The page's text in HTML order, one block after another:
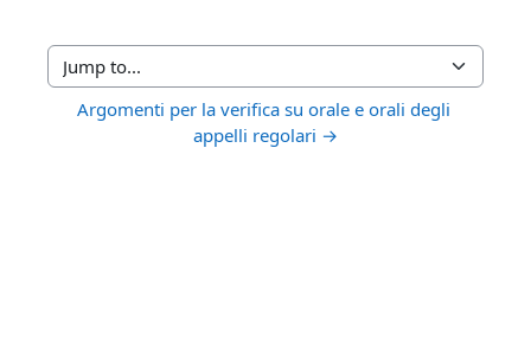
Jump to...
Argomenti per la verifica su orale e orali degli
appelli regolari →